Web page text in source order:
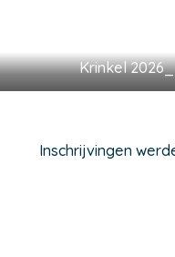
Krinkel
Inschrijvingen